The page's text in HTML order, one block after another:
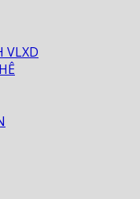
VLXD